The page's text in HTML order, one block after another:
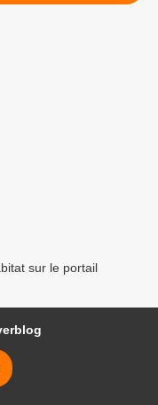
sur le portail